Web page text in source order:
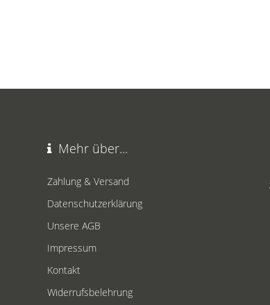
Mehr über...
Zahlung & Versand
Datenschutzerklärung
Unsere AGB
Impressum
Kontakt
Widerrufsbelehrung